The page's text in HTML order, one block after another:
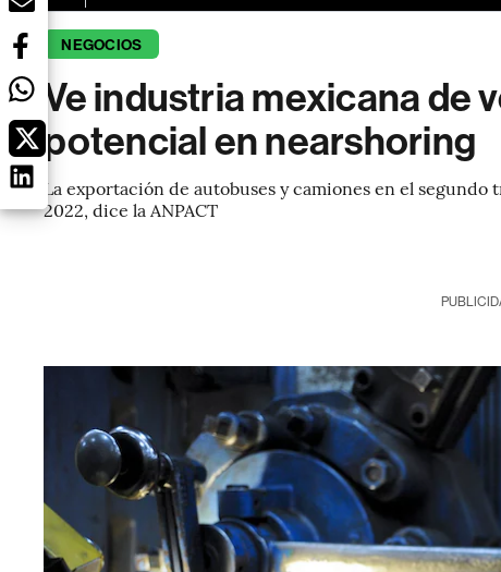
NEGOCIOS
Ve industria mexicana de
potencial en nearshoring
La exportación de autobuses y camiones en el
2022, dice la ANPACT